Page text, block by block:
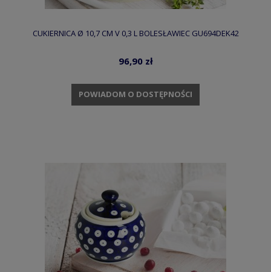
CUKIERNICA Ø 10,7 CM V 0,3 L BOLESŁAWIEC GU694DEK42
96,90 zł
POWIADOM O DOSTĘPNOŚCI